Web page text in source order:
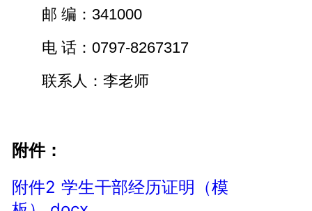
邮 编：341000
电 话：0797-8267317
联系人：李老师
附件：
附件2 学生干部经历证明（模